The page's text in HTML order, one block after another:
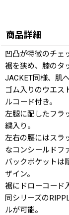
商品詳細
凹凸が特徴のチェ
裾を狭め、膝のタ
JACKET同様、肌
ゴム入りのウエス
ルコード付き。
左腿に配したフラ
繍入り。
左右の腰にはスラ
なコンシールドフ
バックポケットは
ザイン。
裾にドローコード
同シリーズの
ルが可能。